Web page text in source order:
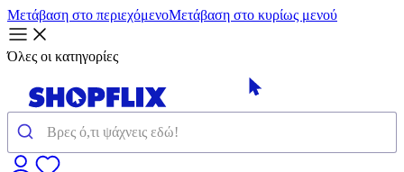
Μετάβαση στο περιεχόμενοΜετάβαση στο κυρίως μενού
Όλες οι κατηγορίες